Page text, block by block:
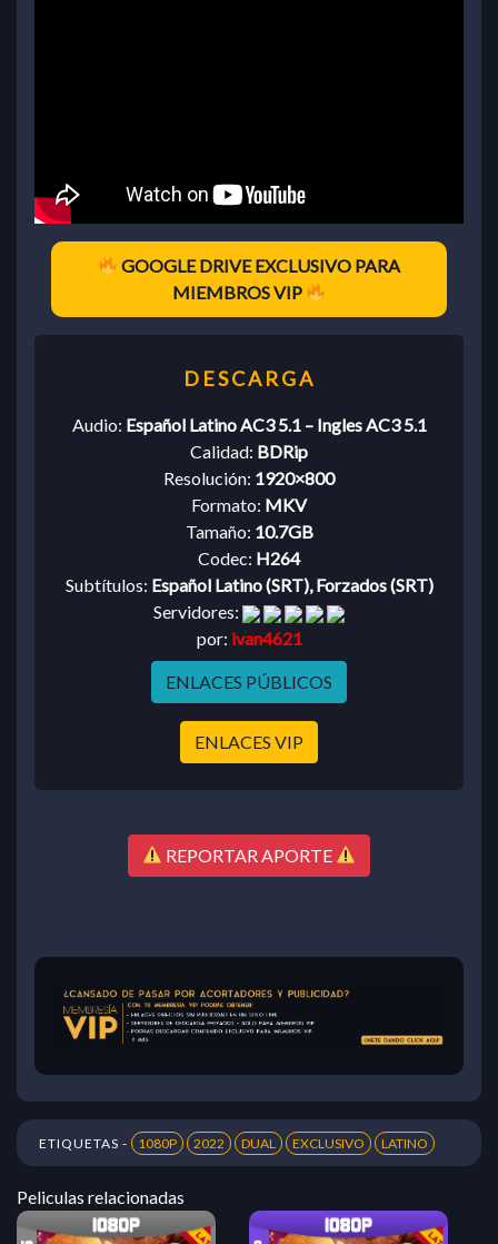
GOOGLE DRIVE EXCLUSIVO PARA
MIEMBROS VIP
Audio: Español Latino AC3 5.1 – Ingles AC3 5.1
Calidad: BDRip
Resolución: 1920×800
Formato: MKV
Tamaño: 10.7GB
Codec: H264
Subtítulos: Español Latino (SRT), Forzados (SRT)
Servidores:
por: ivan4621
ENLACES PÚBLICOS
ENLACES VIP
REPORTAR APORTE
ETIQUETAS - 1080P 2022 DUAL EXCLUSIVO LATINO
Peliculas relacionadas